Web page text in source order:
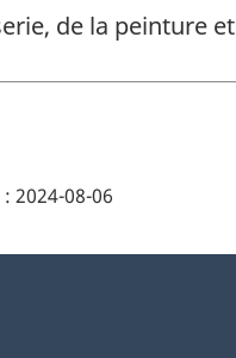
de la peinture
2024-08-06